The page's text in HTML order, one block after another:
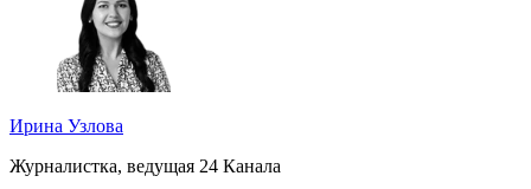
Ирина Узлова
Журналистка, ведущая 24 Канала